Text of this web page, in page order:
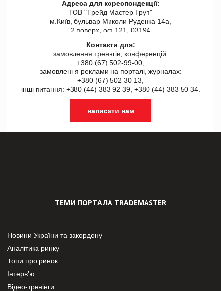
Адреса для кореспонденції:
ТОВ "Tрейд Мастер Груп"
м.Київ, бульвар Миколи Руденка 14а,
2 поверх, оф 121, 03194
Контакти для:
замовлення треннгів, конференцій:
+380 (67) 502-99-00,
замовлення реклами на порталі, журналах:
+380 (67) 502 30 13,
інші питання: +380 (44) 383 92 39, +380 (44) 383 50 34.
написати нам
ТЕМИ ПОРТАЛА TRADEMASTER
Новини України та закордону
Аналітика ринку
Топи про ринок
Інтерв’ю
Відео-тренінги